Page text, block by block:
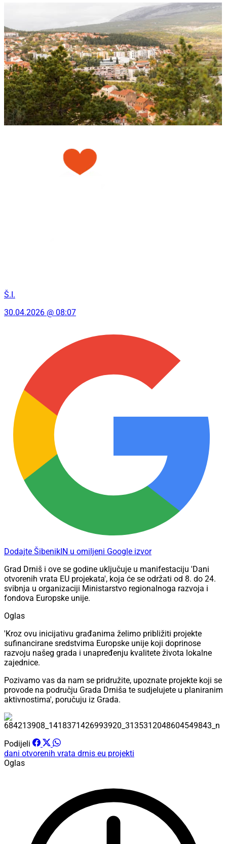
Š.I.
30.04.2026 @ 08:07
Dodajte ŠibenikIN u omiljeni Google izvor
Grad Drniš i ove se godine uključuje u manifestaciju 'Dani
otvorenih vrata EU projekata', koja će se održati od 8. do 24.
svibnja u organizaciji Ministarstvo regionalnoga razvoja i
fondova Europske unije.
Oglas
'Kroz ovu inicijativu građanima želimo približiti projekte
sufinancirane sredstvima Europske unije koji doprinose
razvoju našeg grada i unapređenju kvalitete života lokalne
zajednice.
Pozivamo vas da nam se pridružite, upoznate projekte koji se
provode na području Grada Drniša te sudjelujete u planiranim
aktivnostima', poručuju iz Grada.
Podijeli
dani otvorenih vrata drnis eu projekti
Oglas